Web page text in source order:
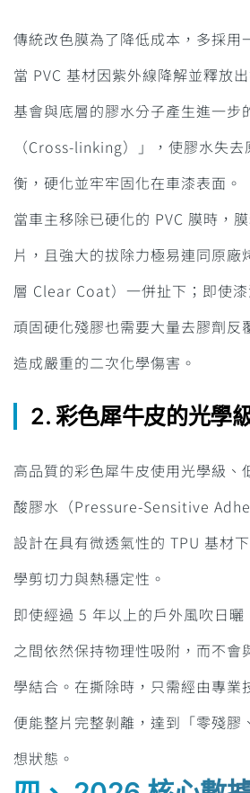
傳統改色膜為了降低成本，多採用
當 PVC 基材因紫外線降解並釋放
基會與底層的膠水分子產生進一步
（Cross-linking）」，使膠水失
衡，硬化並牢牢固化在車漆表面。
當車主移除已硬化的 PVC 膜時，
片，且強大的拔除力極易連同原廠
層 Clear Coat）一併扯下；即使
頑固硬化殘膠也需要大量去膠劑反
造成嚴重的二次化學傷害。
2. 彩色犀牛皮的光學
高品質的彩色犀牛皮使用光學級、
酸膠水（Pressure-Sensitive
設計在具有微透氣性的 TPU 基材
學剪切力與熱穩定性。
即使經過 5 年以上的戶外風吹日
之間依然保持物理性吸附，而不會
學結合。在撕除時，只需經由專業
便能整片完整剝離，達到「零殘膠
想狀態。